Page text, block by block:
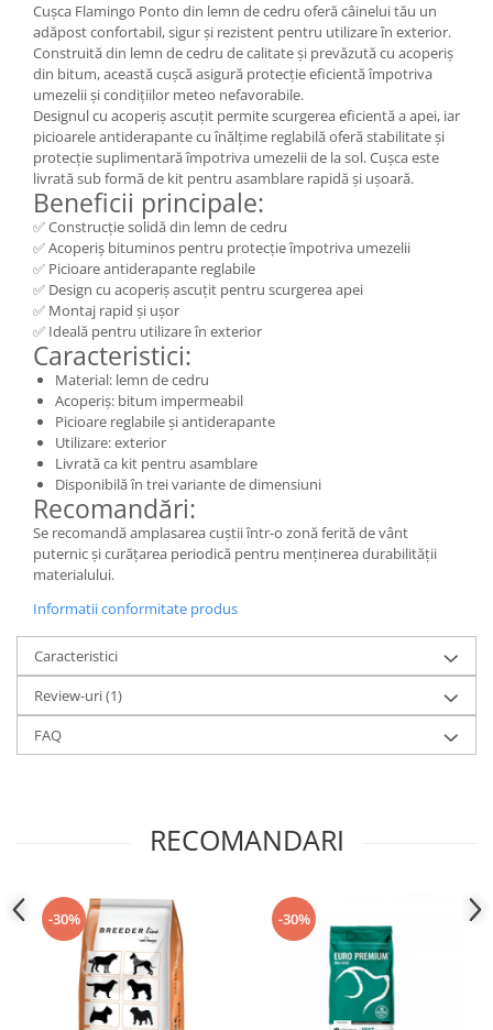
Cușca Flamingo Ponto din lemn de cedru oferă câinelui tău un
adăpost confortabil, sigur și rezistent pentru utilizare în exterior.
Construită din lemn de cedru de calitate și prevăzută cu acoperiș
din bitum, această cușcă asigură protecție eficientă împotriva
umezelii și condițiilor meteo nefavorabile.
Designul cu acoperiș ascuțit permite scurgerea eficientă a apei, iar
picioarele antiderapante cu înălțime reglabilă oferă stabilitate și
protecție suplimentară împotriva umezelii de la sol. Cușca este
livrată sub formă de kit pentru asamblare rapidă și ușoară.
Beneficii principale:
✅ Construcție solidă din lemn de cedru
✅ Acoperiș bituminos pentru protecție împotriva umezelii
✅ Picioare antiderapante reglabile
✅ Design cu acoperiș ascuțit pentru scurgerea apei
✅ Montaj rapid și ușor
✅ Ideală pentru utilizare în exterior
Caracteristici:
Material: lemn de cedru
Acoperiș: bitum impermeabil
Picioare reglabile și antiderapante
Utilizare: exterior
Livrată ca kit pentru asamblare
Disponibilă în trei variante de dimensiuni
Recomandări:
Se recomandă amplasarea cuștii într-o zonă ferită de vânt
puternic și curățarea periodică pentru menținerea durabilității
materialului.
Informatii conformitate produs
Caracteristici
Review-uri(1)
FAQ
RECOMANDARI
-30% -30%